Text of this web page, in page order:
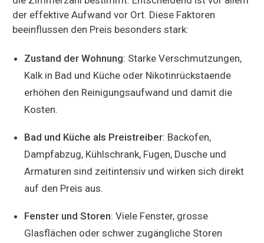
der effektive Aufwand vor Ort. Diese Faktoren
beeinflussen den Preis besonders stark:
Zustand der Wohnung: Starke Verschmutzungen,
Kalk in Bad und Küche oder Nikotinrückstaende
erhöhen den Reinigungsaufwand und damit die
Kosten.
Bad und Küche als Preistreiber: Backofen,
Dampfabzug, Kühlschrank, Fugen, Dusche und
Armaturen sind zeitintensiv und wirken sich direkt
auf den Preis aus.
Fenster und Storen: Viele Fenster, grosse
Glasflächen oder schwer zugängliche Storen